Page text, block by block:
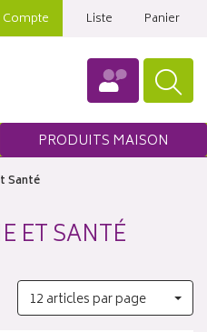
Compte Liste Panier
PRODUITS MAISON
Santé
ET SANTÉ
12 articles par page